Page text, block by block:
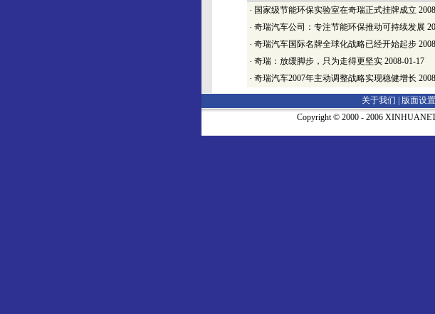
· 国家级节能环保实验室在奇瑞正式挂牌成立
· 奇瑞汽车公司：专注节能环保推动可持续发展
· 奇瑞汽车国际名牌全球化战略已经开始起步
· 奇瑞：放缓脚步，只为走得更坚实 2008-01-17
· 奇瑞汽车2007年主动调整战略实现稳健增长
关于我们 | 版面设置
Copyright © 2000 - 2006